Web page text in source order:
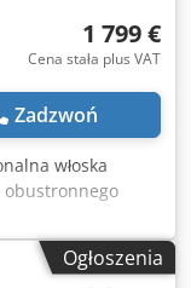
1 799 €
Cena stała plus VAT
Zadzwoń
włoska
obustronnego
Maszyna
pasów,
Ogłoszenia